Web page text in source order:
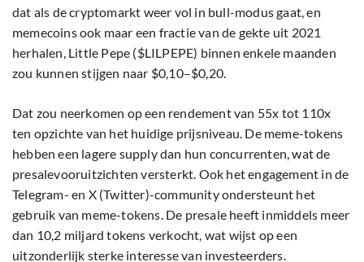
dat als de cryptomarkt weer vol in bull-modus gaat, en
memecoins ook maar een fractie van de gekte uit 2021
herhalen, Little Pepe ($LILPEPE) binnen enkele maanden
zou kunnen stijgen naar $0,10–$0,20.
Dat zou neerkomen op een rendement van 55x tot 110x
ten opzichte van het huidige prijsniveau. De meme-tokens
hebben een lagere supply dan hun concurrenten, wat de
presalevooruitzichten versterkt. Ook het engagement in de
Telegram- en X (Twitter)-community ondersteunt het
gebruik van meme-tokens. De presale heeft inmiddels meer
dan 10,2 miljard tokens verkocht, wat wijst op een
uitzonderlijk sterke interesse van investeerders.